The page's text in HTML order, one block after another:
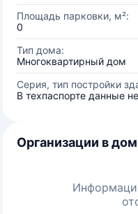
Площадь парковки, м²:
0
Тип дома:
Многоквартирный дом
Серия, тип постройки
В техпаспорте данные
Организации в